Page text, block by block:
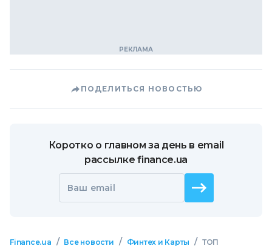
ПОДЕЛИТЬСЯ НОВОСТЬЮ
Коротко о главном за день в email
рассылке finance.ua
Ваш email
Finance.ua / Все новости / Финтех и Карты / ТОП